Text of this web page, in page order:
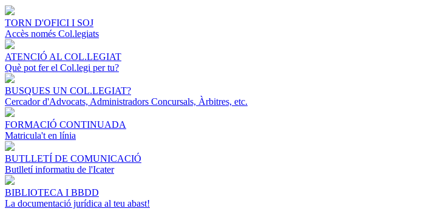
TORN D'OFICI I SOJ
Accès només Col.legiats
ATENCIÓ AL COL.LEGIAT
Què pot fer el Col.legi per tu?
BUSQUES UN COL.LEGIAT?
Cercador d'Advocats, Administradors Concursals, Àrbitres, etc.
FORMACIÓ CONTINUADA
Matricula't en línia
BUTLLETÍ DE COMUNICACIÓ
Butlletí informatiu de l'Icater
BIBLIOTECA I BBDD
La documentació jurídica al teu abast!